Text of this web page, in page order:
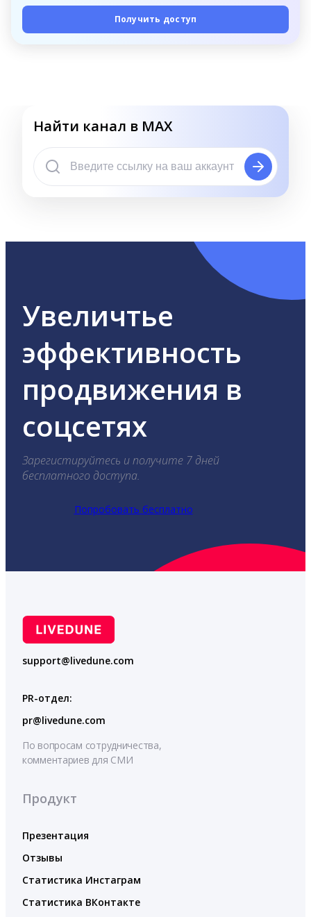
Получить доступ
Найти канал в MAX
Увеличтье
эффективность
продвижения в
соцсетях
Зарегистируйтесь и получите 7 дней
бесплатного доступа.
Попробовать бесплатно
support@livedune.com
PR-отдел:
pr@livedune.com
По вопросам сотрудничества,
комментариев для СМИ
Продукт
Презентация
Отзывы
Статистика Инстаграм
Статистика ВКонтакте